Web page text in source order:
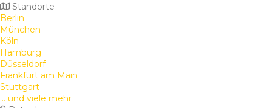
Standorte
Berlin
München
Köln
Hamburg
Düsseldorf
Frankfurt am Main
Stuttgart
... und viele mehr